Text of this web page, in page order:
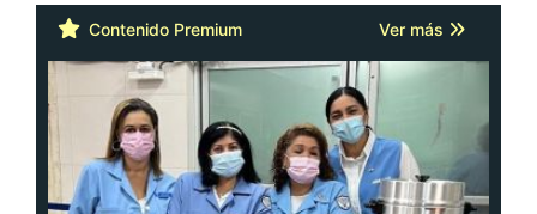
Contenido Premium Ver más